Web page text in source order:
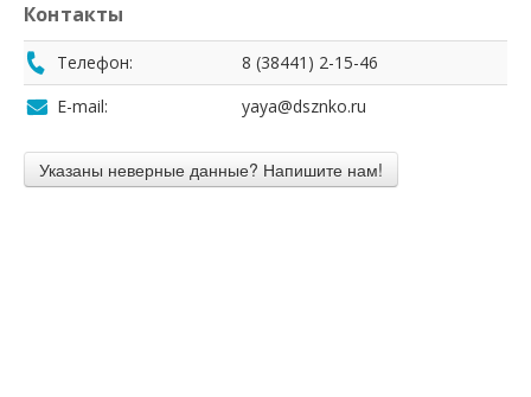
Контакты
Телефон:
8 (38441) 2-15-46
E-mail:
yaya@dsznko.ru